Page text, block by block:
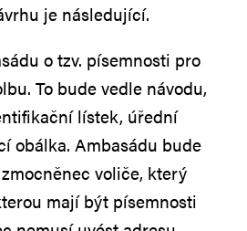
je následující.
o tzv. písemnosti pro
To bude vedle návodu,
lístek, úřední
obálka. Ambasádu bude
voliče, který
mají být písemnosti